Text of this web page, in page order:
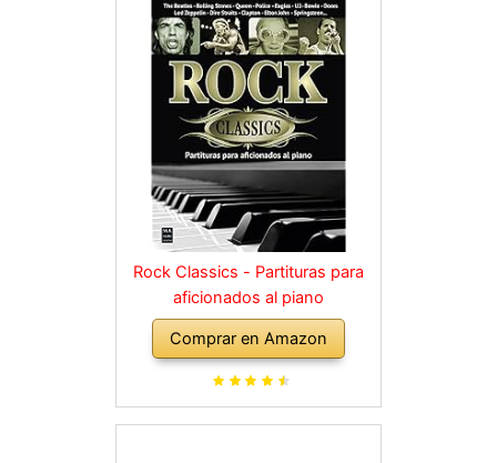
Rock Classics - Partituras para
aficionados al piano
Comprar en Amazon